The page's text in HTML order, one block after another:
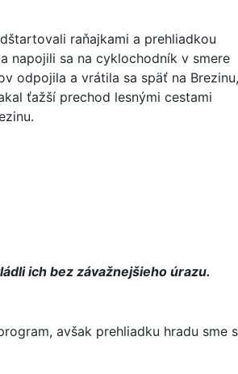
raňajkami a prehliadkou
napojili sa na cyklochodník v smere
odpojila a vrátila sa späť na Brezinu,
ťažší prechod lesnými cestami
ich bez závažnejšieho úrazu.
avšak prehliadku hradu sme